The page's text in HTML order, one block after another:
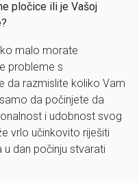
pločice ili je Vašoj
malo morate
probleme s
da razmislite koliko Vam
da počinjete da
i udobnost svog
vrlo učinkovito riješiti
dan počinju stvarati